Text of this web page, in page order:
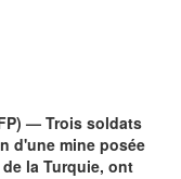
— Trois soldats
d'une mine posée
la Turquie, ont